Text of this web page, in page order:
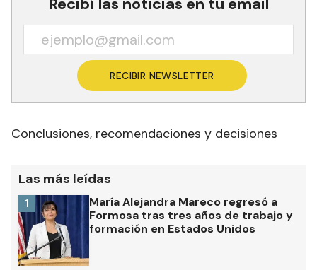
RECIBIR NEWSLETTER
Conclusiones, recomendaciones y decisiones
Las más leídas
María Alejandra Mareco regresó a
Formosa tras tres años de trabajo y
formación en Estados Unidos
1